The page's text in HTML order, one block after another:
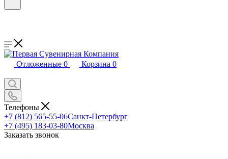
Отложенные 0 Корзина 0
Телефоны
+7 (812) 565-55-06Санкт-Петербург
+7 (495) 183-03-80Москва
Заказать звонок